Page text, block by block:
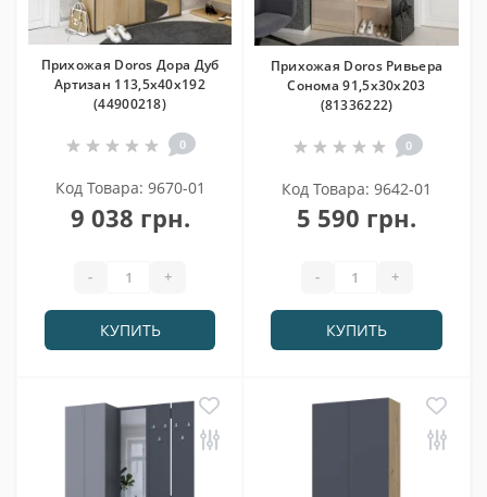
Прихожая Doros Дора Дуб
Артизан 113,5х40х192
(44900218)
0
Код Товара: 9670-01
9 038 грн.
- +
КУПИТЬ
Прихожая Doros Ривьера
Cонома 91,5х30х203
(81336222)
0
Код Товара: 9642-01
5 590 грн.
- +
КУПИТЬ